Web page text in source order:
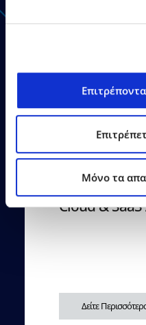
Mόνο τα
21.07.2026
Ο Όμιλος
αναδείχθηκε
of the
συνολικά 12
Cloud &
Δείτε